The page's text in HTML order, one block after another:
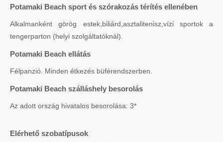
Potamaki Beach sport és szórakozás térítés ellenében
Alkalmanként görög estek,biliárd,asztalitenisz,vízi sportok a
tengerparton (helyi szolgáltatóknál).
Potamaki Beach ellátás
Félpanzió. Minden étkezés büférendszerben.
Potamaki Beach szálláshely besorolás
Az adott ország hivatalos besorolása: 3*
Elérhető szobatípusok